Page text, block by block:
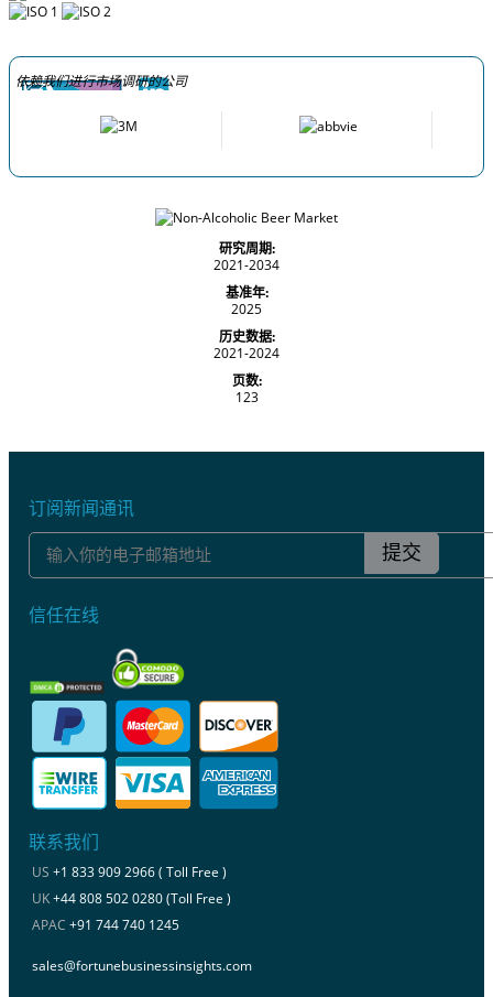
依赖我们进行市场调研的公司
研究周期:
2021-2034
基准年:
2025
历史数据:
2021-2024
页数:
123
订阅新闻通讯
提交
信任在线
联系我们
US +1 833 909 2966 ( Toll Free )
UK+44 808 502 0280 (Toll Free )
APAC +91 744 740 1245
sales@fortunebusinessinsights.com